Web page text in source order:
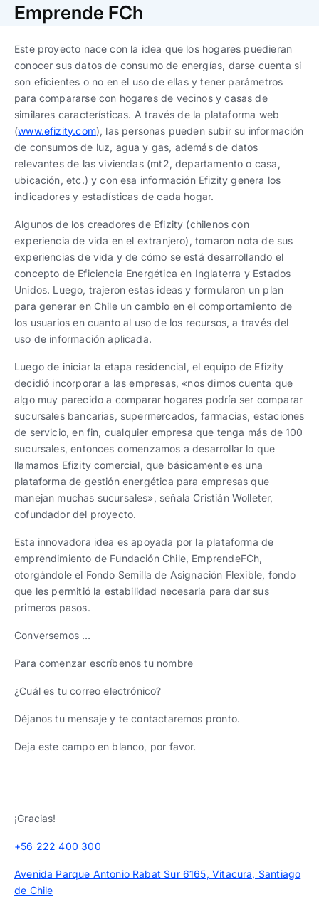
Trabaja con nosotros
Ver todo
EspañolEnglish
Ver todas
Español English
Ver todas
Español English
progresivos de gestión
Ver todos
EspañolEnglish
Español|English
Español|English
Emprende FCh
Este proyecto nace con la idea que los hogares puedieran
conocer sus datos de consumo de energías, darse cuenta si
son eficientes o no en el uso de ellas y tener parámetros
para compararse con hogares de vecinos y casas de
similares características. A través de la plataforma web
(www.efizity.com), las personas pueden subir su información
de consumos de luz, agua y gas, además de datos
relevantes de las viviendas (mt2, departamento o casa,
ubicación, etc.) y con esa información Efizity genera los
indicadores y estadísticas de cada hogar.
Algunos de los creadores de Efizity (chilenos con
experiencia de vida en el extranjero), tomaron nota de sus
experiencias de vida y de cómo se está desarrollando el
concepto de Eficiencia Energética en Inglaterra y Estados
Unidos. Luego, trajeron estas ideas y formularon un plan
para generar en Chile un cambio en el comportamiento de
los usuarios en cuanto al uso de los recursos, a través del
uso de información aplicada.
Luego de iniciar la etapa residencial, el equipo de Efizity
decidió incorporar a las empresas, «nos dimos cuenta que
algo muy parecido a comparar hogares podría ser comparar
sucursales bancarias, supermercados, farmacias, estaciones
de servicio, en fin, cualquier empresa que tenga más de 100
sucursales, entonces comenzamos a desarrollar lo que
llamamos Efizity comercial, que básicamente es una
plataforma de gestión energética para empresas que
manejan muchas sucursales», señala Cristián Wolleter,
cofundador del proyecto.
Esta innovadora idea es apoyada por la plataforma de
emprendimiento de Fundación Chile, EmprendeFCh,
otorgándole el Fondo Semilla de Asignación Flexible, fondo
que les permitió la estabilidad necesaria para dar sus
primeros pasos.
Conversemos …
Para comenzar escríbenos tu nombre
¿Cuál es tu correo electrónico?
Déjanos tu mensaje y te contactaremos pronto.
Deja este campo en blanco, por favor.
¡Gracias!
+56 222 400 300
Avenida Parque Antonio Rabat Sur 6165, Vitacura, Santiago
de Chile